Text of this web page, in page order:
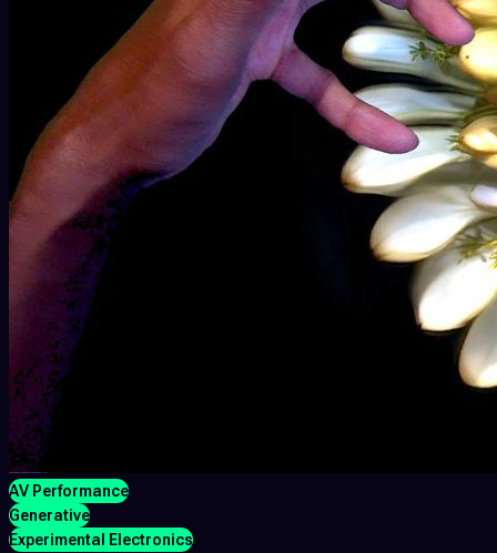
AV Performance
Generative
Experimental Electronics